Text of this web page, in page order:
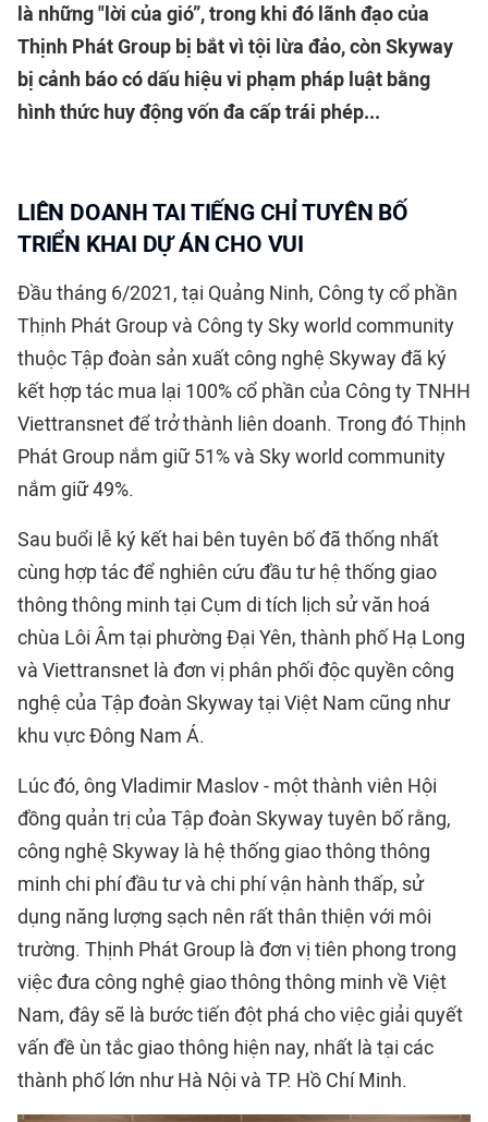
là những "lời của gió”, trong khi đó lãnh đạo của
Thịnh Phát Group bị bắt vì tội lừa đảo, còn Skyway
bị cảnh báo có dấu hiệu vi phạm pháp luật bằng
hình thức huy động vốn đa cấp trái phép...
LIÊN DOANH TAI TIẾNG CHỈ TUYÊN BỐ
TRIỂN KHAI DỰ ÁN CHO VUI
Đầu tháng 6/2021, tại Quảng Ninh, Công ty cổ phần
Thịnh Phát Group và Công ty Sky world community
thuộc Tập đoàn sản xuất công nghệ Skyway đã ký
kết hợp tác mua lại 100% cổ phần của Công ty TNHH
Viettransnet để trở thành liên doanh. Trong đó Thịnh
Phát Group nắm giữ 51% và Sky world community
nắm giữ 49%.
Sau buổi lễ ký kết hai bên tuyên bố đã thống nhất
cùng hợp tác để nghiên cứu đầu tư hệ thống giao
thông thông minh tại Cụm di tích lịch sử văn hoá
chùa Lôi Âm tại phường Đại Yên, thành phố Hạ Long
và Viettransnet là đơn vị phân phối độc quyền công
nghệ của Tập đoàn Skyway tại Việt Nam cũng như
khu vực Đông Nam Á.
Lúc đó, ông Vladimir Maslov - một thành viên Hội
đồng quản trị của Tập đoàn Skyway tuyên bố rằng,
công nghệ Skyway là hệ thống giao thông thông
minh chi phí đầu tư và chi phí vận hành thấp, sử
dụng năng lượng sạch nên rất thân thiện với môi
trường. Thịnh Phát Group là đơn vị tiên phong trong
việc đưa công nghệ giao thông thông minh về Việt
Nam, đây sẽ là bước tiến đột phá cho việc giải quyết
vấn đề ùn tắc giao thông hiện nay, nhất là tại các
thành phố lớn như Hà Nội và TP. Hồ Chí Minh.